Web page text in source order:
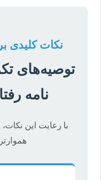
نکات کلیدی
توصیه‌های
نامه
با رعایت این